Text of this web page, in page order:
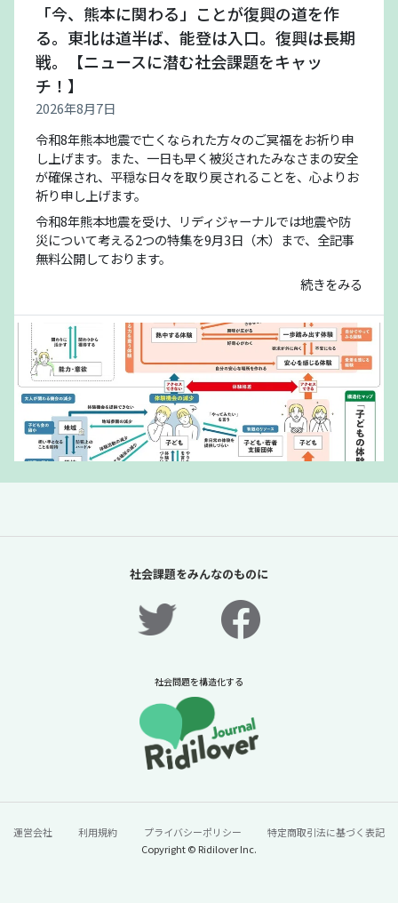
「今、熊本に関わる」ことが復興の道を作
る。東北は道半ば、能登は入口。復興は長期
戦。【ニュースに潜む社会課題をキャッ
チ！】
2026年8月7日
令和8年熊本地震で亡くなられた方々のご冥福をお祈り申
し上げます。また、一日も早く被災されたみなさまの安全
が確保され、平穏な日々を取り戻されることを、心よりお
祈り申し上げます。
令和8年熊本地震を受け、リディジャーナルでは地震や防
災について考える2つの特集を9月3日（木）まで、全記事
無料公開しております。
続きをみる
「夏休みの過ごし方は留守番」責任があるの
公開！】【ニュースに潜む社会課題をキャッ
社会課題をみんなのものに
社会問題を構造化する
運営会社 利用規約 プライバシーポリシー
特定商取引法に基づく表記
Copyright © Ridilover Inc.